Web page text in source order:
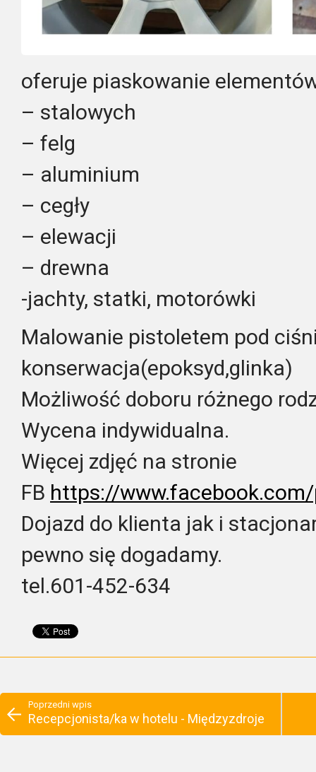
oferuje piaskowanie
– stalowych
– felg
– aluminium
– cegły
– elewacji
– drewna
-jachty, statki, motorówki
Malowanie pistoletem pod
konserwacja(epoksyd,glinka)
Możliwość doboru różnego
Wycena indywidualna.
Więcej zdjęć na stronie
FB https://
Dojazd do klienta jak i
pewno się dogadamy.
tel.601-452-634
Poprzedni wpis
Recepcjonista/ka w hotelu - Międzyzdroje